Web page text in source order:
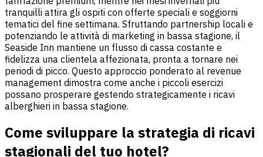
tranquilli attira gli ospiti con offerte speciali e soggiorni
tematici del fine settimana. Sfruttando partnership locali e
potenziando le attività di marketing in bassa stagione, il
Seaside Inn mantiene un flusso di cassa costante e
fidelizza una clientela affezionata, pronta a tornare nei
periodi di picco. Questo approccio ponderato al revenue
management dimostra come anche i piccoli esercizi
possano prosperare gestendo strategicamente i ricavi
alberghieri in bassa stagione.
Come sviluppare la strategia di ricavi
stagionali del tuo hotel?